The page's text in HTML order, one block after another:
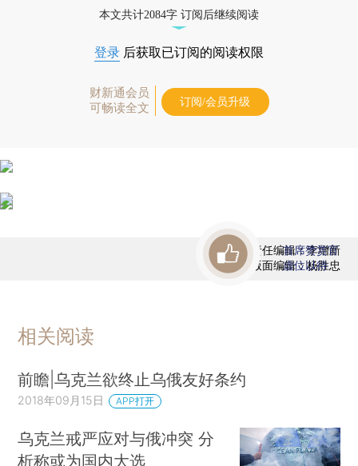
本文共计2084字 订阅后继续阅读
登录 后获取已订阅的阅读权限
财新通会员
可畅读全文
订阅/会员升级
责任编辑：李增新
版面编辑：杨胜忠
首席赞赏官
虚位以待
相关阅读
前瞻|乌克兰欲终止乌俄友好条约
2018年09月15日 APP打开
乌克兰戒严应对与俄冲突 分
析称或为国内大选